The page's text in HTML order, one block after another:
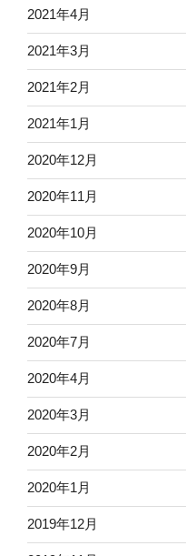
2021年4月
2021年3月
2021年2月
2021年1月
2020年12月
2020年11月
2020年10月
2020年9月
2020年8月
2020年7月
2020年4月
2020年3月
2020年2月
2020年1月
2019年12月